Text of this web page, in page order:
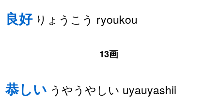
良好りょうこう ryoukou
13画
恭しい うやうやしい uyauyashii